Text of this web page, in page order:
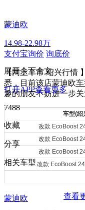
蒙迪欧
14.98-22.98万
支付宝询价 询底价
【网上车市 绍兴行情
悉，目前该店蒙迪欧
趣的朋友不妨进一步
车型(绍
改款 EcoBoost
改款 EcoBoost
改款 EcoBoost
改款 EcoBoost
查看
展开余下全文
打开APP查看更多
7488
收藏
分享
相关车型
蒙迪欧